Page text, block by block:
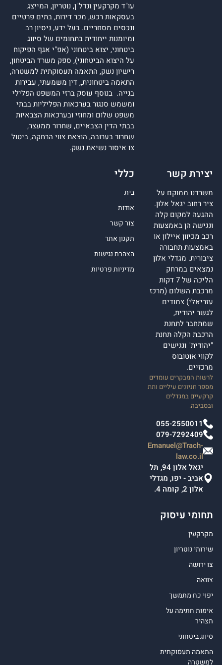
עו"ד מקרקעין ונדל"ן, נוטריון, המייצג
בעסקאות רכש, מכר דירות, בתים פרטיים
ונכסים מסחריים. בעל ידע, ניסיון רב
ומיומנות ייחודית בתחומים של סיווג
ביטחוני, יצוא ביטחוני (אפ"י אגף הפיקוח
על היצוא הביטחוני), ספק משרד הביטחון,
רישיון נשק, התאמה תעסוקתית למשטרה,
התאמה ביטחונית,, דין משמעתי, עבירות
בנייה. בנוסף עוסק ברזי המשפט הפלילי
ומשמש סנגור בערכאות הפליליות בבתי
משפט שלום ומחוזי ובערכאות הצבאיות
בבתי הדין הצבאיים, שחרור ממעצר,
שחרור בערובה, הוצאת צווי הרחקה, ביטול
צו איסור נשיאת נשק.
יצירת קשר
משרדנו ממוקם על
ציר רחוב יגאל אלון.
ההגעה למקום קלה
ונגישה הן באמצעות
רכב מכיוון איילון או
באמצעות תחבורה
ציבורית. מגדלי אלון
נמצאים במרחק
הליכה של 7 דקות
מרכבת השלום (מרכז
עזריאלי) צמודים
לגשר יהודית,
שמתחבר לתחנת
הרכבת הקלה תחנת
"יהודית" ונגישים
לקווי אוטובוס
מרכזיים.
לרשות המבקרים עומדים
מספר חניונים עיליים ותת
קרקעיים במגדלים
ובסביבה.
055-2550011
079-7292409
Emanuel@Trach-
law.co.il
יגאל אלון 94, תל
אביב - יפו, מגדלי
אלון 2, קומה 4.
כללי
בית
אודות
צור קשר
תקנון אתר
הצהרת נגישות
מדיניות פרטיות
תחומי עיסוק
מקרקעין
שירותי נוטריון
צו ירושה
צוואה
יפוי כח מתמשך
אימות חתימה על
תצהיר
סיווג ביטחוני
התאמה תעסוקתית
למשטרה